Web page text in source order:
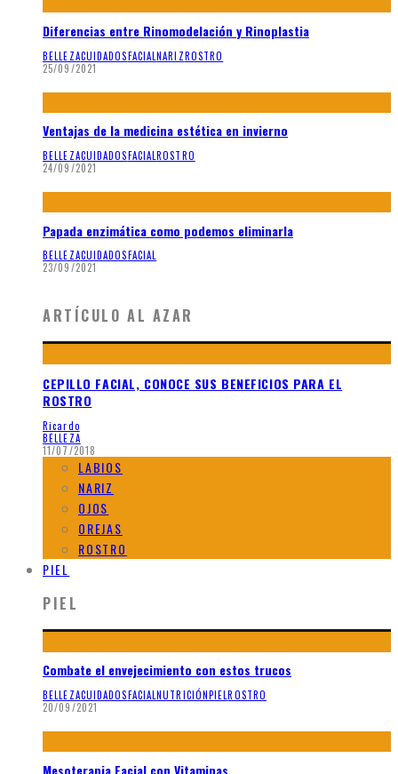
Diferencias entre Rinomodelación y Rinoplastia
BELLEZACUIDADOSFACIALNARIZROSTRO
25/09/2021
Ventajas de la medicina estética en invierno
BELLEZACUIDADOSFACIALROSTRO
24/09/2021
Papada enzimática como podemos eliminarla
BELLEZACUIDADOSFACIAL
23/09/2021
ARTÍCULO AL AZAR
CEPILLO FACIAL, CONOCE SUS BENEFICIOS PARA EL
ROSTRO
Ricardo
BELLEZA
11/07/2018
LABIOS
NARIZ
OJOS
OREJAS
ROSTRO
PIEL
PIEL
Combate el envejecimiento con estos trucos
BELLEZACUIDADOSFACIALNUTRICIÓNPIELROSTRO
20/09/2021
Mesoterapia Facial con Vitaminas